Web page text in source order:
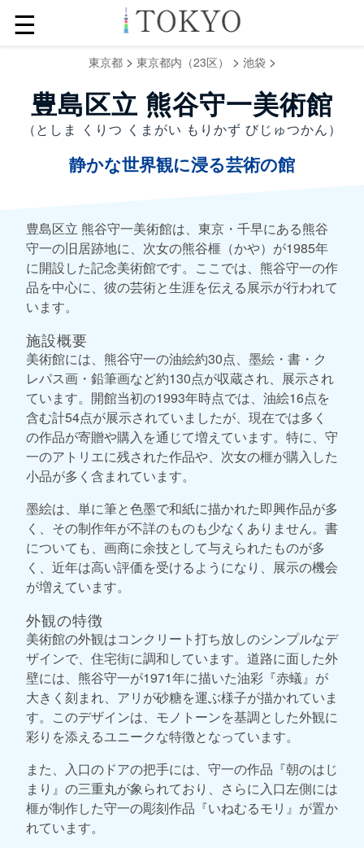
☰
東京都> 東京都内（23区） > 池袋>
豊島区立 熊谷守一美術館
（としま くりつ くまがい もりかず びじゅつかん）
静かな世界観に浸る芸術の館
豊島区立 熊谷守一美術館は、東京・千早にある熊谷
守一の旧居跡地に、次女の熊谷榧（かや）が1985年
に開設した記念美術館です。ここでは、熊谷守一の作
品を中心に、彼の芸術と生涯を伝える展示が行われて
います。
施設概要
美術館には、熊谷守一の油絵約30点、墨絵・書・ク
レパス画・鉛筆画など約130点が収蔵され、展示され
ています。開館当初の1993年時点では、油絵16点を
含む計54点が展示されていましたが、現在では多く
の作品が寄贈や購入を通じて増えています。特に、守
一のアトリエに残された作品や、次女の榧が購入した
小品が多く含まれています。
墨絵は、単に筆と色墨で和紙に描かれた即興作品が多
く、その制作年が不詳のものも少なくありません。書
についても、画商に余技として与えられたものが多
く、近年は高い評価を受けるようになり、展示の機会
が増えています。
外観の特徴
美術館の外観はコンクリート打ち放しのシンプルなデ
ザインで、住宅街に調和しています。道路に面した外
壁には、熊谷守一が1971年に描いた油彩『赤蟻』が
大きく刻まれ、アリが砂糖を運ぶ様子が描かれていま
す。このデザインは、モノトーンを基調とした外観に
彩りを添えるユニークな特徴となっています。
また、入口のドアの把手には、守一の作品『朝のはじ
まり』の三重丸が象られており、さらに入口左側には
榧が制作した守一の彫刻作品『いねむるモリ』が置か
れています。